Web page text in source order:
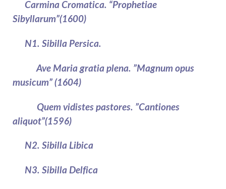
Carmina Cromatica. “Prophetiae
Sibyllarum”(1600)
N1. Sibilla Persica.
Ave Maria gratia plena. ”Magnum opus
musicum” (1604)
Quem vidistes pastores. ”Cantiones
aliquot”(1596)
N2. Sibilla Libica
N3. Sibilla Delfica